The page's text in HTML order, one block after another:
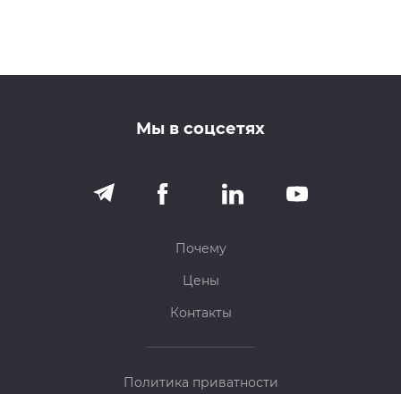
Мы в соцсетях
Почему
Цены
Контакты
Политика приватности